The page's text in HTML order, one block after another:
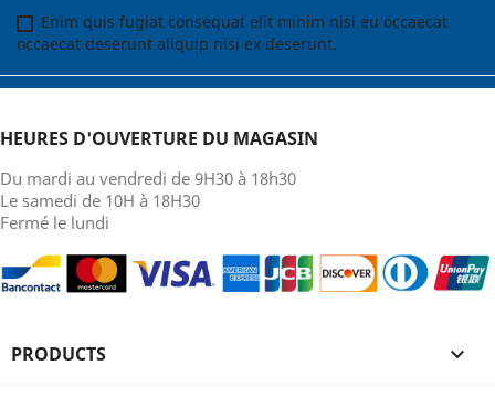
Enim quis fugiat consequat elit minim nisi eu occaecat
occaecat deserunt aliquip nisi ex deserunt.
HEURES D'OUVERTURE DU MAGASIN
Du mardi au vendredi de 9H30 à 18h30
Le samedi de 10H à 18H30
Fermé le lundi
PRODUCTS 